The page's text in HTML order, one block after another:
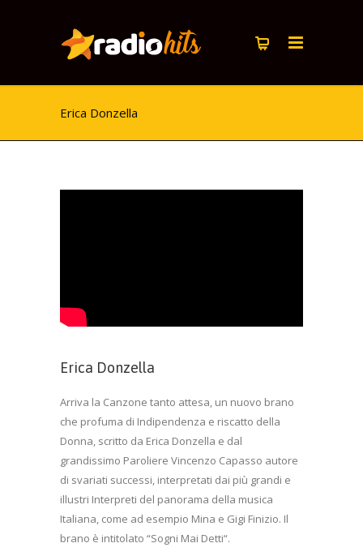
Erica Donzella
Erica Donzella
Arriva la Canzone tanto attesa, un nuovo brano
che profuma di Indipendenza e riscatto della
Donna, scritto da Erica Donzella e dal
grandissimo Paroliere Vincenzo Capasso autore
di svariati successi, interpretati dai più grandi e
illustri Interpreti del panorama della musica
Italiana, come ad esempio Mina e Gigi Finizio. Il
brano è intitolato “Sogni Mai Detti“.